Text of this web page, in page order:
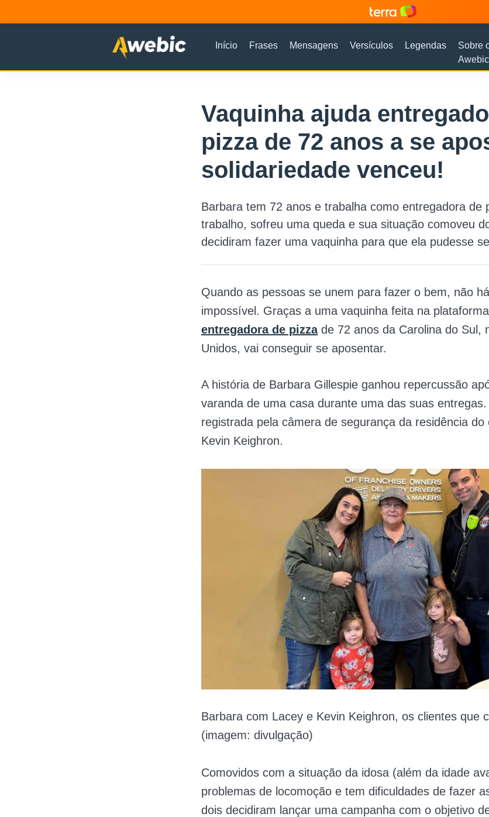
Início Frases Mensagens Versículos Legendas
Sobre
Awebic
Vaquinha ajuda
pizza de 72 anos a se
solidariedade venceu!
Barbara tem 72 anos e trabalha como entregadora de
trabalho, sofreu uma queda e sua situação comoveu
decidiram fazer uma vaquinha para que ela pudesse
Quando as pessoas se unem para fazer o bem, não
impossível. Graças a uma vaquinha feita na
entregadora de pizzade 72 anos da Carolina do Sul,
Unidos, vai conseguir se aposentar.
A história de Barbara Gillespie ganhou repercussão
varanda de uma casa durante uma das suas entregas.
registrada pela câmera de segurança da residência do
Kevin Keighron.
Barbara com Lacey e Kevin Keighron, os clientes que
(imagem: divulgação)
Comovidos com a situação da idosa (além da idade
problemas de locomoção e tem dificuldades de fazer
dois decidiram lançar uma campanha com o objetivo